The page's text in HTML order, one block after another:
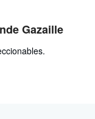
Gazaille